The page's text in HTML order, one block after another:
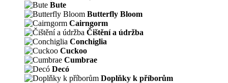
Bute
Butterfly Bloom
Cairngorm
Čištění a údržba
Conchiglia
Cuckoo
Cumbrae
Decó
Doplňky k příborům